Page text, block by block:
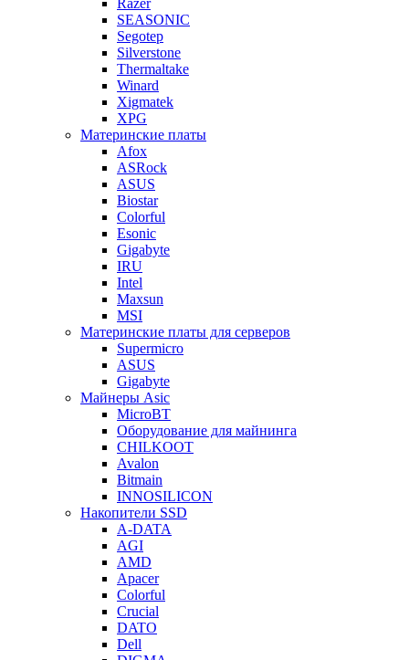
Razer
SEASONIC
Segotep
Silverstone
Thermaltake
Winard
Xigmatek
XPG
Материнские платы
Afox
ASRock
ASUS
Biostar
Colorful
Esonic
Gigabyte
IRU
Intel
Maxsun
MSI
Материнские платы для серверов
Supermicro
ASUS
Gigabyte
Майнеры Asic
MicroBT
Оборудование для майнинга
CHILKOOT
Avalon
Bitmain
INNOSILICON
Накопители SSD
A-DATA
AGI
AMD
Apacer
Colorful
Crucial
DATO
Dell